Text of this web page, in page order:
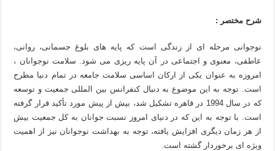
شرح مختصر :
نوجوانی مرحله ای از زندگی است که پایه های بلوغ جسمانی، روانی،
عاطفی، معنوی و اجتماعی در آن پایه ریزی می شود. سلامت نوجوانان ،
امروزه به عنوان یکی از ارکان اساسی سلامت جامعه در تمام دنیا مطرح
است. توجه به این موضوع به دنبال کنفرانس بین المللی جمعیت و توسعه
که در سال 1994 در قاهره تشکیل شد، بیش از پیش مورد تأکید قرار گرفته
است. با توجه به این که در دنیای امروز نسبت جوانان به کل جمعیت بیش
از هر زمان دیگری افزایش یافته، توجه به بهداشت نوجوانان نیز از اهمیت
ویژه ای برخوردار گشته است.